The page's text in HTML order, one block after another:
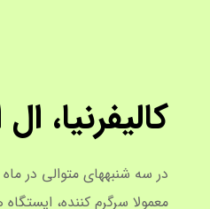
کالیفرنیا،
در سه شنبههای متوالی در
معمولا سرگرم کننده،